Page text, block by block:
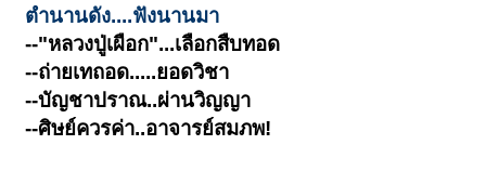
ตำนานดัง....ฟังนานมา
--"หลวงปู่เผือก"...เลือกสืบทอด
--ถ่ายเทถอด.....ยอดวิชา
--บัญชาปราณ..ผ่านวิญญา
--ศิษย์ควรค่า..อาจารย์สมภพ!